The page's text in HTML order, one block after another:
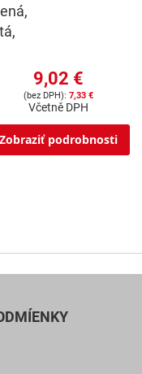
9,02 €
7,33 €
Včetně DPH
Zobraziť podrobnosti